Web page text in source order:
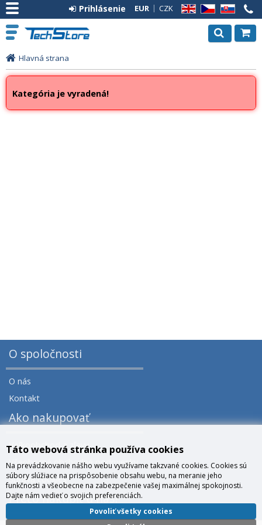
EN CZ SK
EUR CZK
Prihlásenie
Hlavná strana
Kategória je vyradená!
O spoločnosti
O nás
Kontakt
Ako nakupovať
Veľkoobchod a zľavy
Všeobecné obchodné podmienky
Správa cookies
Prečo nakúpiť u nás?
Táto webová stránka používa cookies
Na prevádzkovanie nášho webu využívame takzvané cookies. Cookies sú
súbory slúžiace na prispôsobenie obsahu webu, na meranie jeho
funkčnosti a všeobecne na zabezpečenie vašej maximálnej spokojnosti.
Dajte nám vedieť o svojich preferenciách.
Povoliť všetky cookies